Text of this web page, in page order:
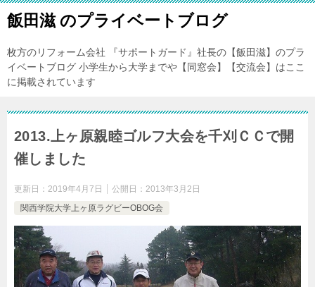
飯田滋 のプライベートブログ
枚方のリフォーム会社 『サポートガード』社長の【飯田滋】のプラ
イベートブログ 小学生から大学までや【同窓会】【交流会】はここ
に掲載されています
2013.上ヶ原親睦ゴルフ大会を千刈ＣＣで開
催しました
更新日： 2019年4月7日 公開日： 2013年3月2日
関西学院大学上ヶ原ラグビーOBOG会